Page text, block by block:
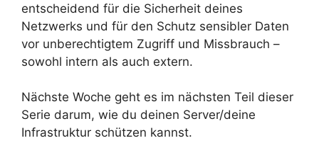
entscheidend für die Sicherheit deines
Netzwerks und für den Schutz sensibler Daten
vor unberechtigtem Zugriff und Missbrauch –
sowohl intern als auch extern.
Nächste Woche geht es im nächsten Teil dieser
Serie darum, wie du deinen Server/deine
Infrastruktur schützen kannst.